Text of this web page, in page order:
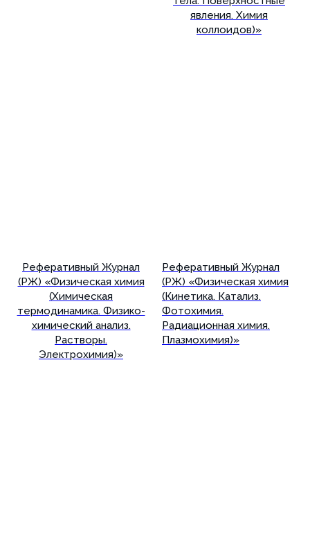
явления. Химия
коллоидов)»
Реферативный Журнал
(РЖ) «Физическая химия
(Химическая
термодинамика. Физико-
химический анализ.
Растворы.
Электрохимия)»
Реферативный Журнал
(РЖ) «Физическая химия
(Кинетика. Катализ.
Фотохимия.
Радиационная химия.
Плазмохимия)»